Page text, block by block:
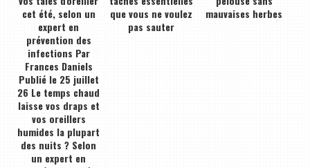
cet été, selon un
expert en
prévention des
infections Par
Frances Daniels
Publié le 25 juillet
26 Le temps chaud
laisse vos draps et
vos oreillers
humides la plupart
des nuits ? Selon
un expert en
que vous ne voulez
pas sauter
mauvaises herbes